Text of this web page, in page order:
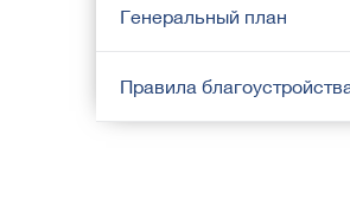
Генеральный план
Правила